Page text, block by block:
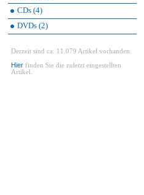
CDs (4)
DVDs (2)
Derzeit sind ca. 11.079 Artikel vorhanden.
Hier finden Sie die zuletzt eingestellten
Artikel.